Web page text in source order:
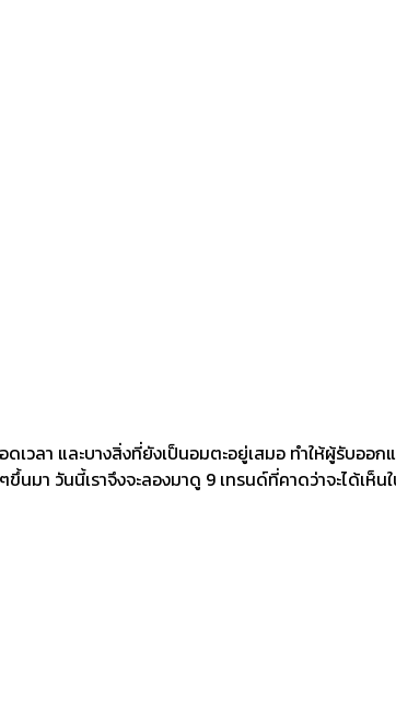
วลา และบางสิ่งที่ยังเป็นอมตะอยู่เสมอ ทำให้ผู้รับออ
นมา วันนี้เราจึงจะลองมาดู 9 เทรนด์ที่คาดว่าจะได้เห็